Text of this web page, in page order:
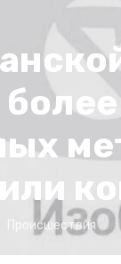
Происшествия